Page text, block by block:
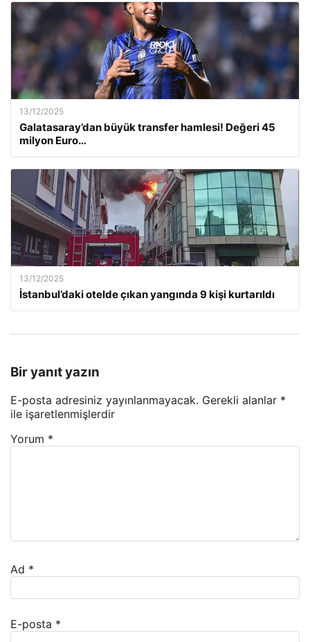
13/12/2025
Galatasaray’dan büyük transfer hamlesi! Değeri 45
milyon Euro…
13/12/2025
İstanbul’daki otelde çıkan yangında 9 kişi kurtarıldı
Bir yanıt yazın
E-posta adresiniz yayınlanmayacak. Gerekli alanlar *
ile işaretlenmişlerdir
Yorum *
Ad *
E-posta *